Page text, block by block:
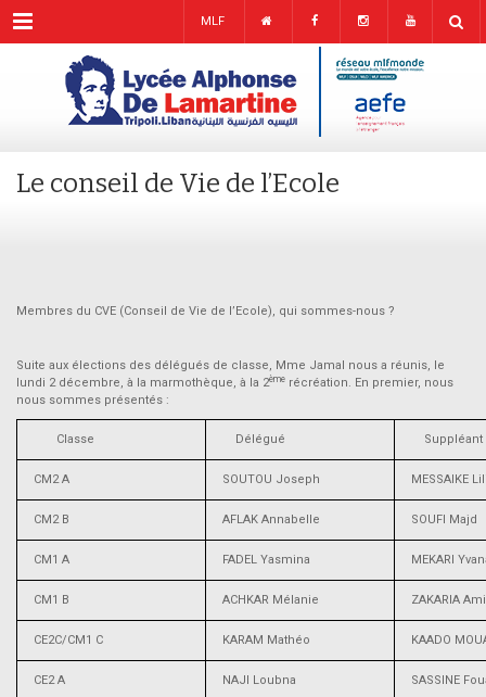
Menu MLF
Le conseil de Vie de l’Ecole
Membres du CVE (Conseil de Vie de l’Ecole), qui sommes-nous ?
Suite aux élections des délégués de classe, Mme Jamal nous a réunis, le
lundi 2 décembre, à la marmothèque, à la 2ème récréation. En premier, nous
nous sommes présentés :
Classe Délégué Suppléant
CM2 A SOUTOU Joseph MESSAIKE
CM2 B AFLAK Annabelle SOUFI Majd
CM1 A FADEL Yasmina MEKARI
CM1 B ACHKAR Mélanie ZAKARIA
CE2C/CM1 C KARAM Mathéo KAADO
CE2 A NAJI Loubna SASSINE